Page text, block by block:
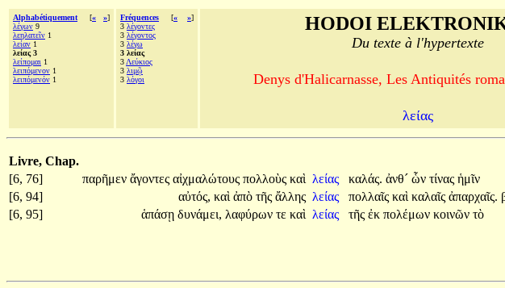
Alphabétiquement [« »]
λέγων 9
λεηλατεῖν 1
λείαν 1
λείας 3
λείπομαι 1
λειπόμενον 1
λειπόμενόν 1
Fréquences [« »]
3 λέγοντες
3 λέγοντος
3 λέγω
3 λείας
3 Λεύκιος
3 λιμῷ
3 λόγοι
HODOI
Du texte à l'hypertexte
Denys d'Halicarnasse, Les Antiquités
λείας
Livre, Chap.
[6, 76]
παρῆμεν ἄγοντες αἰχμαλώτους πολλοὺς καὶ λείας καλάς. ἀνθ´ ὧν τίνας ἡμῖν
[6, 94]
αὐτός, καὶ ἀπὸ τῆς ἄλλης λείας πολλαῖς καὶ καλαῖς ἀπαρχαῖς.
[6, 95]
ἁπάσῃ δυνάμει, λαφύρων τε καὶ λείας τῆς ἐκ πολέμων κοινῶν τὸ